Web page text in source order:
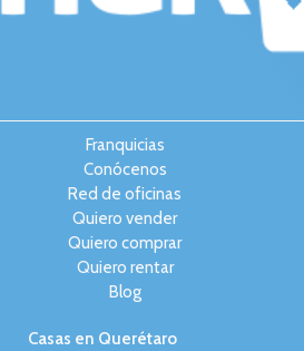
Franquicias
Conócenos
Red de oficinas
Quiero vender
Quiero comprar
Quiero rentar
Blog
Casas en Querétaro